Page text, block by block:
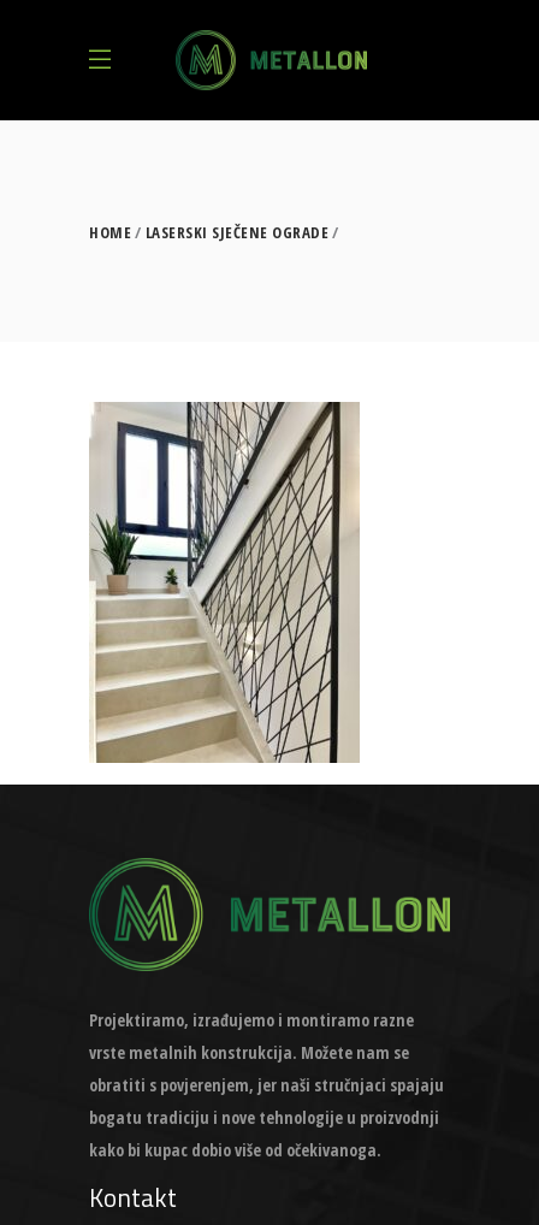
HOME LASERSKI SJEČENE OGRADE
Projektiramo, izrađujemo i montiramo razne
vrste metalnih konstrukcija. Možete nam se
obratiti s povjerenjem, jer naši stručnjaci spajaju
bogatu tradiciju i nove tehnologije u proizvodnji
kako bi kupac dobio više od očekivanoga.
Kontakt